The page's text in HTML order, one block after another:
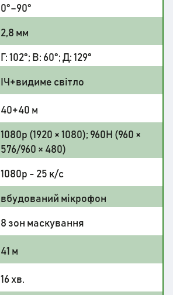
0°–90°
2,8 мм
Г: 102°; В: 60°; Д: 129°
ІЧ+видиме світло
40+40 м
1080p (1920 × 1080); 960H (960 ×
576/960 × 480)
1080p - 25 к/с
вбудований мікрофон
8 зон маскування
41 м
16 хв.